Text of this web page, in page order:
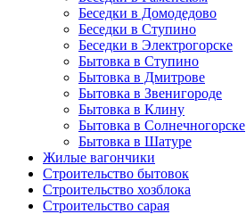
Беседки в Домодедово
Беседки в Ступино
Беседки в Электрогорске
Бытовка в Ступино
Бытовка в Дмитрове
Бытовка в Звенигороде
Бытовка в Клину
Бытовка в Солнечногорске
Бытовка в Шатуре
Жилые вагончики
Строительство бытовок
Строительство хозблока
Строительство сарая